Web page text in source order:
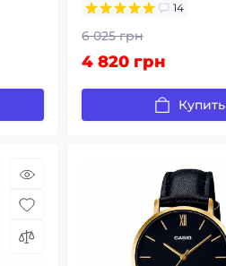
14
6 025 грн
4 820 грн
Купить